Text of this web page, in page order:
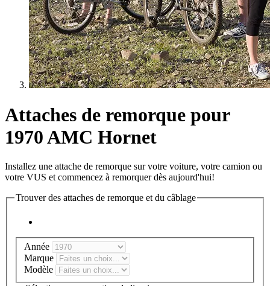
Attaches de remorque pour
1970 AMC Hornet
Installez une attache de remorque sur votre voiture, votre camion ou
votre VUS et commencez à remorquer dès aujourd'hui!
Trouver des attaches de remorque et du câblage
Année
Marque
Modèle